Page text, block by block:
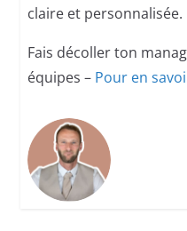
claire et personnalisée.
Fais décoller ton
équipes – Pour en